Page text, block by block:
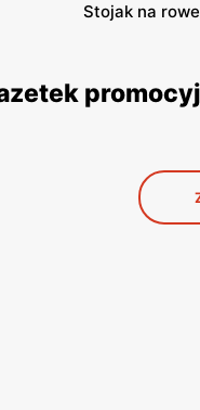
Stojak na